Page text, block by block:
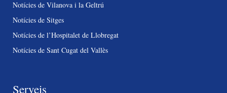
Notícies de Vilanova i la Geltrú
Notícies de Sitges
Notícies de l’Hospitalet de Llobregat
Notícies de Sant Cugat del Vallès
Serveis